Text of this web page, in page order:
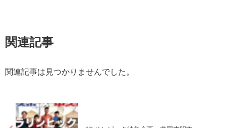
関連記事
関連記事は見つかりませんでした。